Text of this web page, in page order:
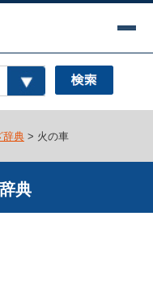
辞典> 火の車
典